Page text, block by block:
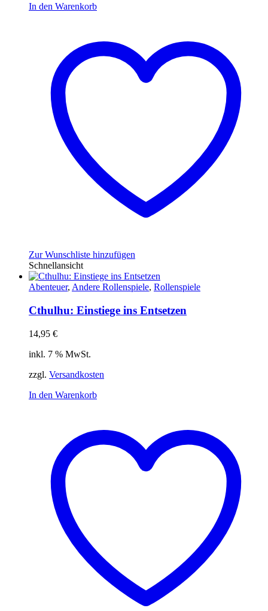
In den Warenkorb
Zur Wunschliste hinzufügen
Schnellansicht
Abenteuer, Andere Rollenspiele, Rollenspiele
Cthulhu: Einstiege ins Entsetzen
14,95 €
inkl. 7 % MwSt.
zzgl. Versandkosten
In den Warenkorb